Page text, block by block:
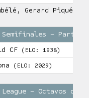
Gerard Piqué
Semifinales –
CF (ELO: 1938)
(ELO: 2029)
League – Octavos